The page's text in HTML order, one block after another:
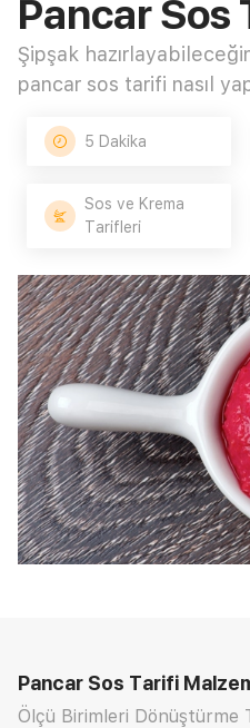
Pancar Sos
Şipşak
pancar sos tarifi nasıl
5 Dakika
Sos ve Krema
Tarifleri
Pancar Sos Tarifi
Ölçü Birimleri Dönüştürme